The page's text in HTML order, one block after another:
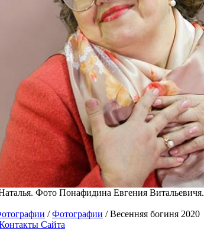
Фото Понафидина Евгения Витальевичя.
/Фотографии / Весенняя богиня 2020
Сайта